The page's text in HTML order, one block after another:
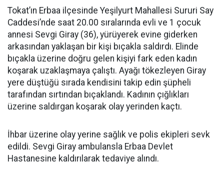
Tokat’ın Erbaa ilçesinde Yeşilyurt Mahallesi Sururi Say
Caddesi’nde saat 20.00 sıralarında evli ve 1 çocuk
annesi Sevgi Giray (36), yürüyerek evine giderken
arkasından yaklaşan bir kişi bıçakla saldırdı. Elinde
bıçakla üzerine doğru gelen kişiyi fark eden kadın
koşarak uzaklaşmaya çalıştı. Ayağı tökezleyen Giray
yere düştüğü sırada kendisini takip edin şüpheli
tarafından sırtından bıçaklandı. Kadının çığlıkları
üzerine saldırgan koşarak olay yerinden kaçtı.
İhbar üzerine olay yerine sağlık ve polis ekipleri sevk
edildi. Sevgi Giray ambulansla Erbaa Devlet
Hastanesine kaldırılarak tedaviye alındı.